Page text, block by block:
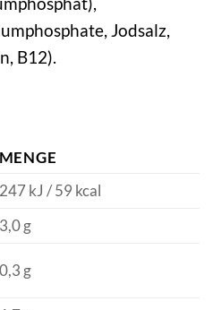
Jodsalz,
B12).
MENGE
247 kJ / 59 kcal
3,0 g
0,3 g